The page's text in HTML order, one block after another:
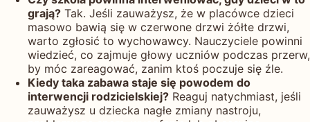
grają? Tak. Jeśli zauważysz, że w placówce dzieci
masowo bawią się w czerwone drzwi żółte drzwi,
warto zgłosić to wychowawcy. Nauczyciele powinni
wiedzieć, co zajmuje głowy uczniów podczas przerw,
by móc zareagować, zanim ktoś poczuje się źle.
Kiedy taka zabawa staje się powodem do
interwencji rodzicielskiej? Reaguj natychmiast, jeśli
zauważysz u dziecka nagłe zmiany nastroju,